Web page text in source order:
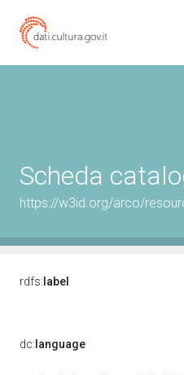
Scheda
https://w3id.org/arco/
rdfs: label
dc: language